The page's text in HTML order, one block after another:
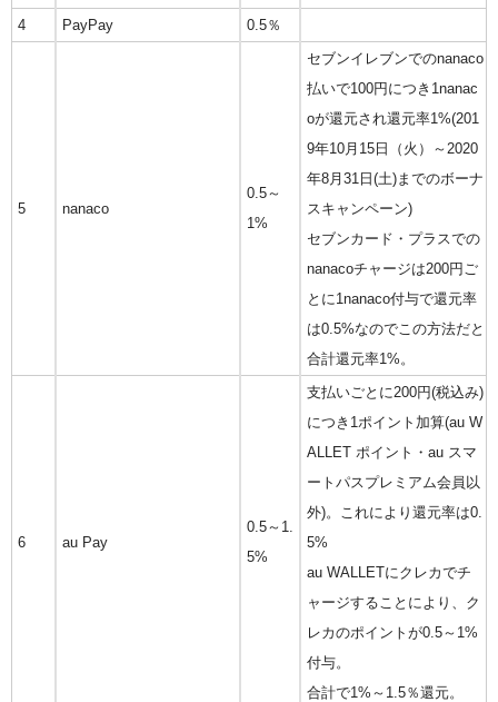
4 PayPay 0.5％
5 nanaco
0.5～
1%
セブンイレブンでのnanaco
払いで100円につき1nanac
oが還元され還元率1%(201
9年10月15日（火）～2020
年8月31日(土)までのボーナ
スキャンペーン)
セブンカード・プラスでの
nanacoチャージは200円ご
とに1nanaco付与で還元率
は0.5%なのでこの方法だと
合計還元率1%。
6 au Pay
0.5～1.
5%
支払いごとに200円(税込み)
につき1ポイント加算(au W
ALLET ポイント・au スマ
ートパスプレミアム会員以
外)。これにより還元率は0.
5%
au WALLETにクレカでチ
ャージすることにより、ク
レカのポイントが0.5～1%
付与。
合計で1%～1.5％還元。